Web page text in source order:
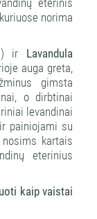
norima
ir Lavandula
auga greta,
gimsta
o dirbtinai
levandinai
painiojami su
kartais
eterinius
kaip vaistai